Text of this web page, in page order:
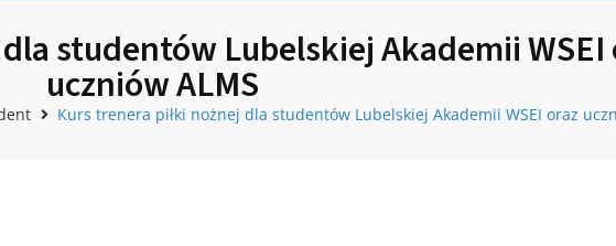
studentów Lubelskiej Akademii WSEI
uczniów ALMS
Kurs trenera piłki nożnej dla studentów Lubelskiej Akademii WSEI oraz